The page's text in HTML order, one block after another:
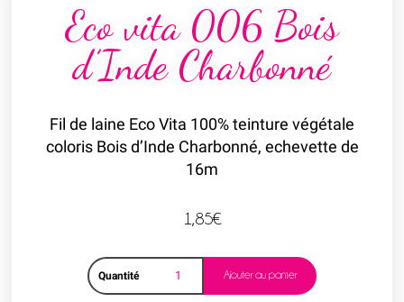
Eco vita 006 Bois
d’Inde Charbonné
Fil de laine Eco Vita 100% teinture végétale
coloris Bois d’Inde Charbonné, echevette de
16m
1,85€
Quantité Ajouter au panier